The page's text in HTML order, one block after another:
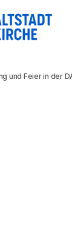
und Feier in der